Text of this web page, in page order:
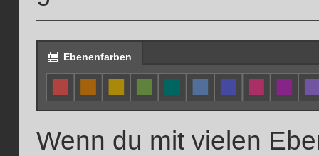
Ebenenfarben
Wenn du mit vielen